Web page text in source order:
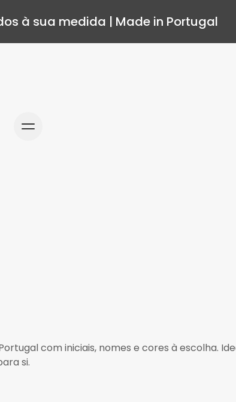
à sua medida | Made in Portugal
com iniciais, nomes e cores à escolha.
si.